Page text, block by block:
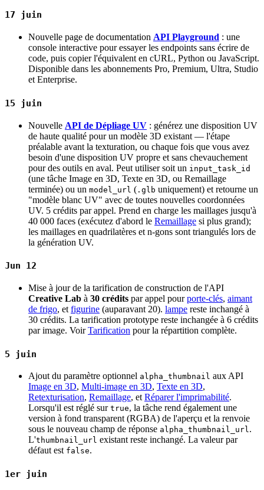
17 juin
Nouvelle page de documentation API Playground : une
console interactive pour essayer les endpoints sans écrire de
code, puis copier l'équivalent en cURL, Python ou JavaScript.
Disponible dans les abonnements Pro, Premium, Ultra, Studio
et Enterprise.
15 juin
Nouvelle API de Dépliage UV : générez une disposition UV
de haute qualité pour un modèle 3D existant — l'étape
préalable avant la texturation, ou chaque fois que vous avez
besoin d'une disposition UV propre et sans chevauchement
pour des outils en aval. Peut utiliser soit un input_task_id
(une tâche Image en 3D, Texte en 3D, ou Remaillage
terminée) ou un model_url ( .glb uniquement) et retourne un
"modèle blanc UV" avec de toutes nouvelles coordonnées
UV. 5 crédits par appel. Prend en charge les maillages jusqu'à
40 000 faces (exécutez d'abord le Remaillage si plus grand);
les maillages en quadrilatères et n-gons sont triangulés lors de
la génération UV.
Jun 12
Mise à jour de la tarification de construction de l'API
Creative Lab à 30 crédits par appel pourporte-clés, aimant
de frigo, et figurine (auparavant 20). lampe reste inchangé à
30 crédits. La tarification prototype reste inchangée à 6 crédits
par image. VoirTarification pour la répartition complète.
5 juin
Ajout du paramètre optionnel alpha_thumbnail aux API
Image en 3D, Multi-image en 3D, Texte en 3D,
Retexturisation, Remaillage, etRéparer l'imprimabilité.
Lorsqu'il est réglé sur true, la tâche rend également une
version à fond transparent (RGBA) de l'aperçu et la renvoie
sous le nouveau champ de réponse alpha_thumbnail_url.
L'thumbnail_url existant reste inchangé. La valeur par
défaut est false.
1er juin